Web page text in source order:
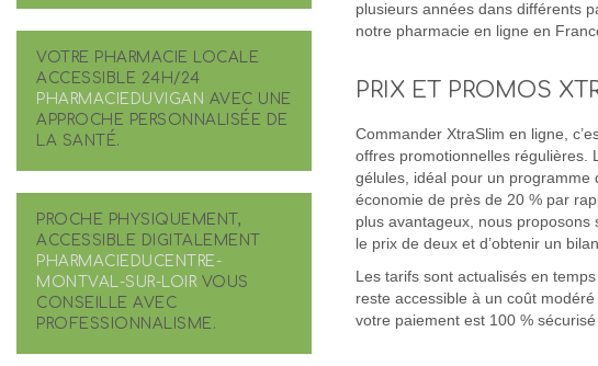
VOTRE PHARMACIE LOCALE
ACCESSIBLE 24H/24
PHARMACIEDUVIGAN AVEC UNE
APPROCHE PERSONNALISÉE DE
LA SANTÉ.
PROCHE PHYSIQUEMENT,
ACCESSIBLE DIGITALEMENT
PHARMACIEDUCENTRE-
MONTVAL-SUR-LOIRVOUS
CONSEILLE AVEC
PROFESSIONNALISME.
plusieurs années dans différents
notre pharmacie en ligne en
PRIX ET PROMOS
Commander XtraSlim en ligne,
offres promotionnelles régulières.
gélules, idéal pour un programme
économie de près de 20 % par
plus avantageux, nous
le prix de deux et d’obtenir un
Les tarifs sont actualisés en
reste accessible à un coût
votre paiement est 100 %